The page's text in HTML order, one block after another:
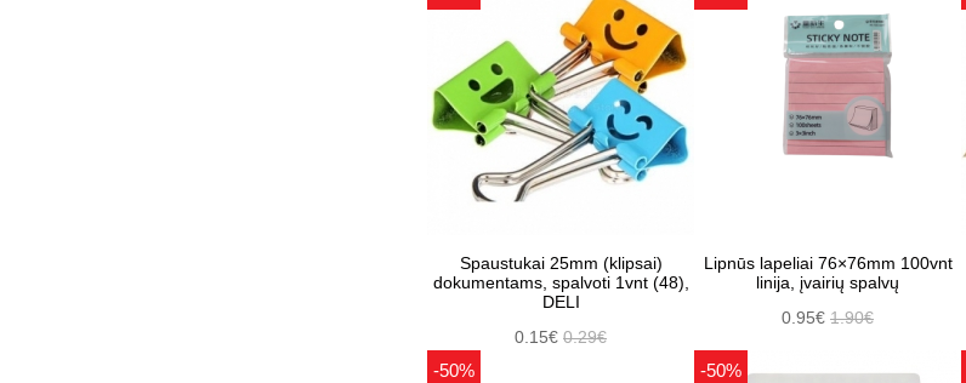
Spaustukai 25mm (klipsai)
dokumentams, spalvoti 1vnt (48),
DELI
0.15€ 0.29€
Lipnūs lapeliai 76×76mm 100vnt
linija, įvairių spalvų
0.95€ 1.90€
-50% -50%